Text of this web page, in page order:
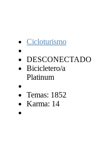
Cicloturismo
DESCONECTADO
Bicicletero/a
Platinum
Temas: 1852
Karma: 14